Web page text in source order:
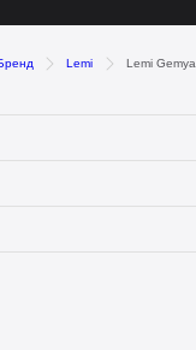
Lemi Lemi Gemya